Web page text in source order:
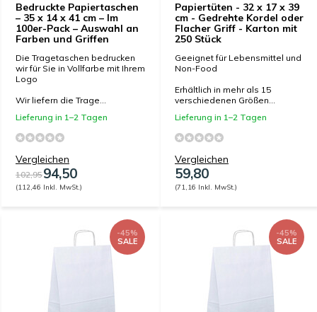
Bedruckte Papiertaschen
– 35 x 14 x 41 cm – Im
100er-Pack – Auswahl an
Farben und Griffen
Die Tragetaschen bedrucken
wir für Sie in Vollfarbe mit Ihrem
Logo
Wir liefern die Trage...
Lieferung in 1–2 Tagen
Vergleichen
102,9594,50
(112,46 Inkl. MwSt.)
Papiertüten - 32 x 17 x 39
cm - Gedrehte Kordel oder
Flacher Griff - Karton mit
250 Stück
Geeignet für Lebensmittel und
Non-Food
Erhältlich in mehr als 15
verschiedenen Größen...
Lieferung in 1–2 Tagen
Vergleichen
59,80
(71,16 Inkl. MwSt.)
-45%
SALE
-45%
SALE